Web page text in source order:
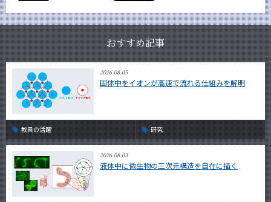
おすすめ記事
2026.08.05
固体中をイオンが高速で流れる仕組みを解明
教員の活躍 研究
2026.08.03
液体中に微生物の三次元構造を自在に描く